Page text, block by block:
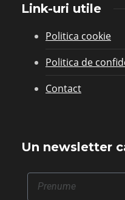
Link-uri utile
Politica cookie
Politica de
Contact
Un newsletter